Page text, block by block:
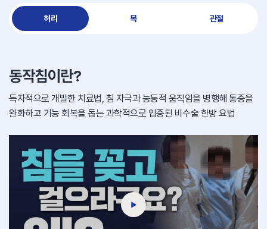
허리 목 관절
동작침이란?
독자적으로 개발한 치료법, 침 자극과 능동적 움직임을 병행해 통증을
완화하고 기능 회복을 돕는 과학적으로 입증된 비수술 한방 요법